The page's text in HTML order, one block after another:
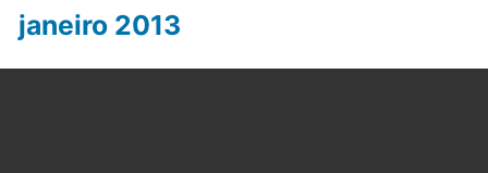
janeiro 2013